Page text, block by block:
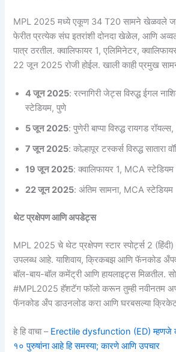
MPL 2025 मध्ये एकूण 34 T20 सामने खेळवले
फेरीत प्रत्येक संघ इतरांशी दोनदा खेळेल, आणि
पात्र ठरतील. क्वालिफायर 1, एलिमिनेटर,
22 जून 2025 रोजी होईल. खाली काही प्रमुख
4 जून 2025: रत्नागिरी जेट्स विरुद्ध ईगल
स्टेडियम, पुणे
5 जून 2025: पुणेरी बाप्पा विरुद्ध रायगड
7 जून 2025: कोल्हापूर टस्कर्स विरुद्ध सातारा
19 जून 2025: क्वालिफायर 1, MCA स्टेडियम
22 जून 2025: अंतिम सामना, MCA स्टेडियम
थेट प्रक्षेपण आणि अपडेट्स
MPL 2025 चे थेट प्रक्षेपण स्टार स्पोर्ट्स 2
उपलब्ध आहे. याशिवाय, क्रिकबझ आणि फॅनकोड
बॉल-बाय-बॉल कमेंट्री आणि हायलाइट्स मिळतील.
#MPL2025 हॅशटॅग फॉलो करून तुम्ही नवीनतम
फॅनकोड अँप डाउनलोड करा आणि घरबसल्या
हे हि वाचा – Erectile dysfunction (ED) म्हणजे
१० पुरुषांना आहे हि समस्या; कारणे आणि उपचार